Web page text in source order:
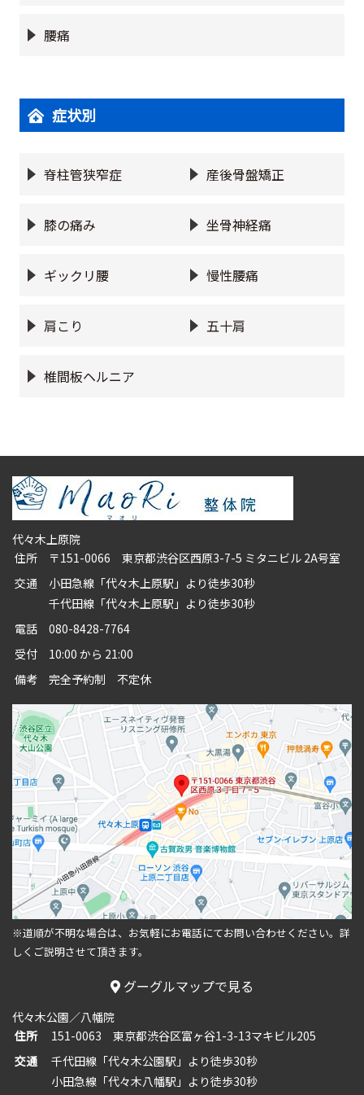
腰痛
症状別
脊柱管狭窄症 産後骨盤矯正
膝の痛み 坐骨神経痛
ギックリ腰 慢性腰痛
肩こり 五十肩
椎間板ヘルニア
代々木上原院
住所
〒151-0066 東京都渋谷区西原3-7-5 ミタニビル 2A号室
交通
小田急線「代々木上原駅」より徒歩30秒
千代田線「代々木上原駅」より徒歩30秒
電話
080-8428-7764
受付
10:00 から 21:00
備考
完全予約制 不定休
※道順が不明な場合は、お気軽にお電話にてお問い合わせください。 詳
しくご説明させて頂きます。
グーグルマップで見る
代々木公園／八幡院
住所
151-0063 東京都渋谷区富ヶ谷1-3-13マキビル205
交通
千代田線「代々木公園駅」より徒歩30秒
小田急線「代々木八幡駅」より徒歩30秒